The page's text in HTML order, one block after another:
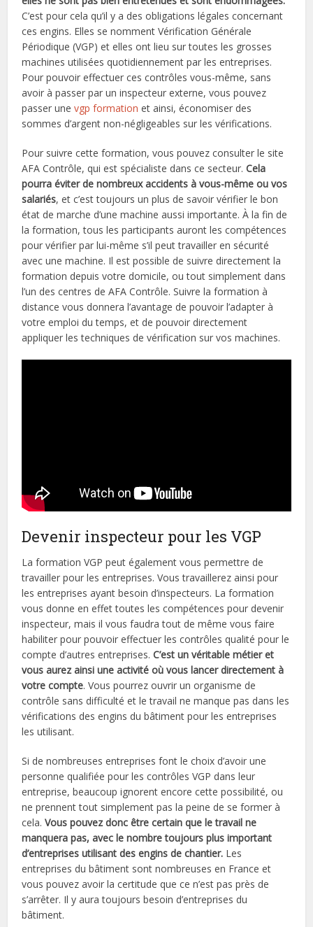
C’est pour cela qu’il y a des obligations légales concernant
ces engins. Elles se nomment Vérification Générale
Périodique (VGP) et elles ont lieu sur toutes les grosses
machines utilisées quotidiennement par les entreprises.
Pour pouvoir effectuer ces contrôles vous-même, sans
avoir à passer par un inspecteur externe, vous pouvez
passer unevgp formation et ainsi, économiser des
sommes d’argent non-négligeables sur les vérifications.
Pour suivre cette formation, vous pouvez consulter le site
AFA Contrôle, qui est spécialiste dans ce secteur. Cela
pourra éviter de nombreux accidents à vous-même ou vos
salariés, et c’est toujours un plus de savoir vérifier le bon
état de marche d’une machine aussi importante. À la fin de
la formation, tous les participants auront les compétences
pour vérifier par lui-même s’il peut travailler en sécurité
avec une machine. Il est possible de suivre directement la
formation depuis votre domicile, ou tout simplement dans
l’un des centres de AFA Contrôle. Suivre la formation à
distance vous donnera l’avantage de pouvoir l’adapter à
votre emploi du temps, et de pouvoir directement
appliquer les techniques de vérification sur vos machines.
Devenir inspecteur pour les VGP
La formation VGP peut également vous permettre de
travailler pour les entreprises. Vous travaillerez ainsi pour
les entreprises ayant besoin d’inspecteurs. La formation
vous donne en effet toutes les compétences pour devenir
inspecteur, mais il vous faudra tout de même vous faire
habiliter pour pouvoir effectuer les contrôles qualité pour le
compte d’autres entreprises.C’est un véritable métier et
vous aurez ainsi une activité où vous lancer directement à
votre compte. Vous pourrez ouvrir un organisme de
contrôle sans difficulté et le travail ne manque pas dans les
vérifications des engins du bâtiment pour les entreprises
les utilisant.
Si de nombreuses entreprises font le choix d’avoir une
personne qualifiée pour les contrôles VGP dans leur
entreprise, beaucoup ignorent encore cette possibilité, ou
ne prennent tout simplement pas la peine de se former à
cela. Vous pouvez donc être certain que le travail ne
manquera pas, avec le nombre toujours plus important
d’entreprises utilisant des engins de chantier. Les
entreprises du bâtiment sont nombreuses en France et
vous pouvez avoir la certitude que ce n’est pas près de
s’arrêter. Il y aura toujours besoin d’entreprises du
bâtiment.